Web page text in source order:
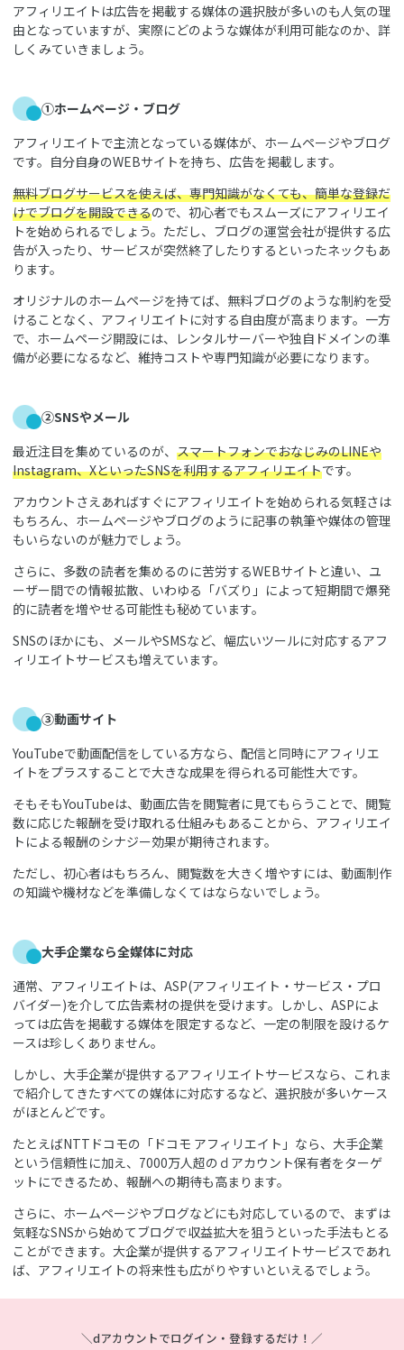
アフィリエイトは広告を掲載する媒体の選択肢が多いのも人気の理
由となっていますが、実際にどのような媒体が利用可能なのか、詳
しくみていきましょう。
①ホームページ・ブログ
アフィリエイトで主流となっている媒体が、ホームページやブログ
です。自分自身のWEBサイトを持ち、広告を掲載します。
無料ブログサービスを使えば、専門知識がなくても、簡単な登録だ
けでブログを開設できるので、初心者でもスムーズにアフィリエイ
トを始められるでしょう。ただし、ブログの運営会社が提供する広
告が入ったり、サービスが突然終了したりするといったネックもあ
ります。
オリジナルのホームページを持てば、無料ブログのような制約を受
けることなく、アフィリエイトに対する自由度が高まります。一方
で、ホームページ開設には、レンタルサーバーや独自ドメインの準
備が必要になるなど、維持コストや専門知識が必要になります。
②SNSやメール
最近注目を集めているのが、 スマートフォンでおなじみのLINEや
Instagram、XといったSNSを利用するアフィリエイトです。
アカウントさえあればすぐにアフィリエイトを始められる気軽さは
もちろん、ホームページやブログのように記事の執筆や媒体の管理
もいらないのが魅力でしょう。
さらに、多数の読者を集めるのに苦労するWEBサイトと違い、ユ
ーザー間での情報拡散、いわゆる「バズり」によって短期間で爆発
的に読者を増やせる可能性も秘めています。
SNSのほかにも、メールやSMSなど、幅広いツールに対応するアフ
ィリエイトサービスも増えています。
③動画サイト
YouTubeで動画配信をしている方なら、配信と同時にアフィリエ
イトをプラスすることで大きな成果を得られる可能性大です。
そもそもYouTubeは、動画広告を閲覧者に見てもらうことで、閲覧
数に応じた報酬を受け取れる仕組みもあることから、アフィリエイ
トによる報酬のシナジー効果が期待されます。
ただし、初心者はもちろん、閲覧数を大きく増やすには、動画制作
の知識や機材などを準備しなくてはならないでしょう。
大手企業なら全媒体に対応
通常、アフィリエイトは、ASP(アフィリエイト・サービス・プロ
バイダー)を介して広告素材の提供を受けます。しかし、ASPによ
っては広告を掲載する媒体を限定するなど、一定の制限を設けるケ
ースは珍しくありません。
しかし、大手企業が提供するアフィリエイトサービスなら、これま
で紹介してきたすべての媒体に対応するなど、選択肢が多いケース
がほとんどです。
たとえばNTTドコモの「ドコモ アフィリエイト」なら、大手企業
という信頼性に加え、7000万人超のｄアカウント保有者をターゲ
ットにできるため、報酬への期待も高まります。
さらに、ホームページやブログなどにも対応しているので、まずは
気軽なSNSから始めてブログで収益拡大を狙うといった手法もとる
ことができます。大企業が提供するアフィリエイトサービスであれ
ば、アフィリエイトの将来性も広がりやすいといえるでしょう。
＼dアカウントでログイン・登録するだけ！／